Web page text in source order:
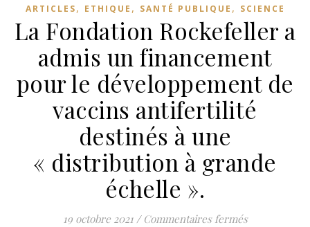
ARTICLES, ETHIQUE , SANTÉ PUBLIQUE , SCIENCE
La Fondation Rockefeller a
admis un financement
pour le développement de
vaccins antifertilité
destinés à une
« distribution à grande
échelle ».
19 octobre 2021 / Commentaires ferméssur La